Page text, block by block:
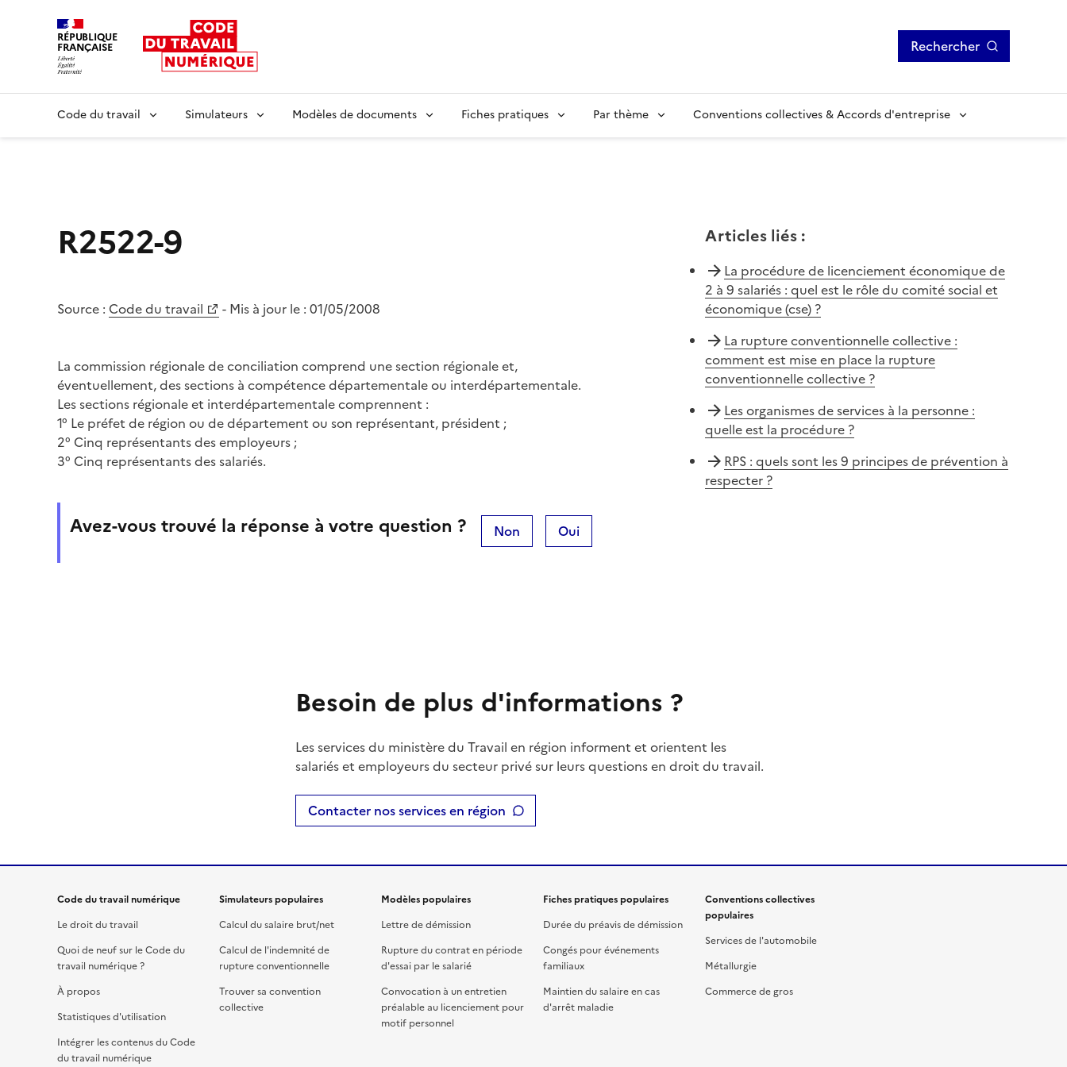
RÉPUBLIQUE
FRANÇAISE Rechercher
Code du travail Simulateurs Modèles de documents Fiches pratiques Par thème Conventions collectives & Accords d'entreprise
R2522-9
Source : Code du travail - Mis à jour le : 01/05/2008
La commission régionale de conciliation comprend une section régionale et,
éventuellement, des sections à compétence départementale ou interdépartementale.
Les sections régionale et interdépartementale comprennent :
1° Le préfet de région ou de département ou son représentant, président ;
2° Cinq représentants des employeurs ;
3° Cinq représentants des salariés.
Avez-vous trouvé la réponse à votre question ? Non Oui
Articles liés:
La procédure de licenciement économique de
2 à 9 salariés : quel est le rôle du comité social et
économique (cse) ?
La rupture conventionnelle collective :
comment est mise en place la rupture
conventionnelle collective ?
Les organismes de services à la personne :
quelle est la procédure ?
RPS : quels sont les 9 principes de prévention à
respecter ?
Besoin de plus d'informations ?
Les services du ministère du Travail en région informent et orientent les
salariés et employeurs du secteur privé sur leurs questions en droit du travail.
Contacter nos services en région
Code du travail numérique
Le droit du travail
Quoi de neuf sur le Code du
travail numérique ?
À propos
Statistiques d'utilisation
Intégrer les contenus du Code
du travail numérique
Simulateurs populaires
Calcul du salaire brut/net
Calcul de l'indemnité de
rupture conventionnelle
Trouver sa convention
collective
Modèles populaires
Lettre de démission
Rupture du contrat en période
d'essai par le salarié
Convocation à un entretien
préalable au licenciement pour
motif personnel
Fiches pratiques populaires
Durée du préavis de démission
Congés pour événements
familiaux
Maintien du salaire en cas
d'arrêt maladie
Conventions collectives
populaires
Services de l'automobile
Métallurgie
Commerce de gros